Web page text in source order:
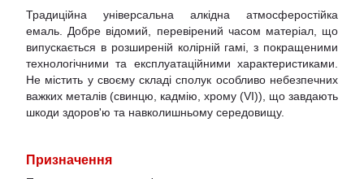
Традиційна універсальна алкідна атмосферостійка
емаль. Добре відомий, перевірений часом матеріал, що
випускається в розширеній колірній гамі, з покращеними
технологічними та експлуатаційними характеристиками.
Не містить у своєму складі сполук особливо небезпечних
важких металів (свинцю, кадмію, хрому (VI)), що завдають
шкоди здоров'ю та навколишньому середовищу.
Призначення